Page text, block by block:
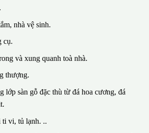
nhà vệ sinh.
cụ.
và xung quanh toà nhà.
thượng.
lớp sàn gỗ đặc thù từ đá hoa cương, đá
ti vi, tủ lạnh. ..